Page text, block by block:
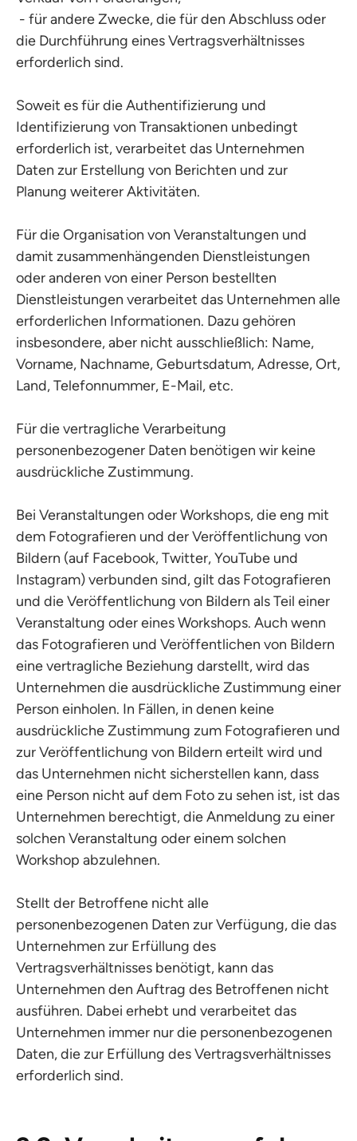
- für andere Zwecke, die für den Abschluss oder
die Durchführung eines Vertragsverhältnisses
erforderlich sind.
Soweit es für die Authentifizierung und
Identifizierung von Transaktionen unbedingt
erforderlich ist, verarbeitet das Unternehmen
Daten zur Erstellung von Berichten und zur
Planung weiterer Aktivitäten.
Für die Organisation von Veranstaltungen und
damit zusammenhängenden Dienstleistungen
oder anderen von einer Person bestellten
Dienstleistungen verarbeitet das Unternehmen alle
erforderlichen Informationen. Dazu gehören
insbesondere, aber nicht ausschließlich: Name,
Vorname, Nachname, Geburtsdatum, Adresse, Ort,
Land, Telefonnummer, E-Mail, etc.
Für die vertragliche Verarbeitung
personenbezogener Daten benötigen wir keine
ausdrückliche Zustimmung.
Bei Veranstaltungen oder Workshops, die eng mit
dem Fotografieren und der Veröffentlichung von
Bildern (auf Facebook, Twitter, YouTube und
Instagram) verbunden sind, gilt das Fotografieren
und die Veröffentlichung von Bildern als Teil einer
Veranstaltung oder eines Workshops. Auch wenn
das Fotografieren und Veröffentlichen von Bildern
eine vertragliche Beziehung darstellt, wird das
Unternehmen die ausdrückliche Zustimmung einer
Person einholen. In Fällen, in denen keine
ausdrückliche Zustimmung zum Fotografieren und
zur Veröffentlichung von Bildern erteilt wird und
das Unternehmen nicht sicherstellen kann, dass
eine Person nicht auf dem Foto zu sehen ist, ist das
Unternehmen berechtigt, die Anmeldung zu einer
solchen Veranstaltung oder einem solchen
Workshop abzulehnen.
Stellt der Betroffene nicht alle
personenbezogenen Daten zur Verfügung, die das
Unternehmen zur Erfüllung des
Vertragsverhältnisses benötigt, kann das
Unternehmen den Auftrag des Betroffenen nicht
ausführen. Dabei erhebt und verarbeitet das
Unternehmen immer nur die personenbezogenen
Daten, die zur Erfüllung des Vertragsverhältnisses
erforderlich sind.